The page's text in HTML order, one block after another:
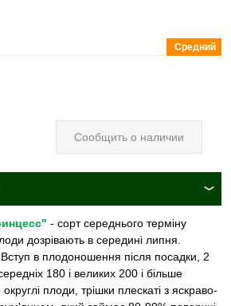
Средний
Сообщить о наличии
- сорт середнього терміну
дозрівають в середині липня.
в плодоношення після посадки, 2
180 і великих 200 і більше
плоди, трішки плескаті з яскраво-